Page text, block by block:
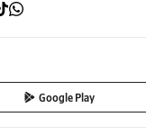
Google Play